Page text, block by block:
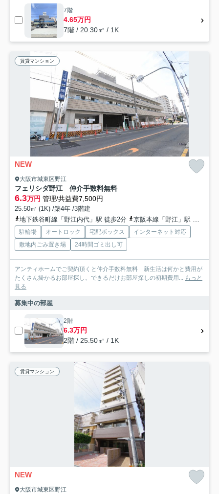
7階
4.65万円
7階 / 20.30㎡ / 1K
賃貸マンション
NEW
大阪市城東区野江
フェリシダ野江 仲介手数料無料
6.3万円 管理/共益費7,500円
25.50㎡ (1K) /築4年 /3階建
地下鉄谷町線「野江内代」駅 徒歩2分
京阪本線「野江」駅 徒歩9分
駐輪場 オートロック 宅配ボックス
インターネット対応
敷地内ごみ置き場
24時間ゴミ出し可
アンティホームでご契約頂くと仲介手数料無料 新生活は何かと費用が
たくさん掛かるお部屋探し。できるだけお部屋探しの初期費用...
もっと
見る
募集中の部屋
2階
6.3万円
2階 / 25.50㎡ / 1K
賃貸マンション
NEW
大阪市城東区野江